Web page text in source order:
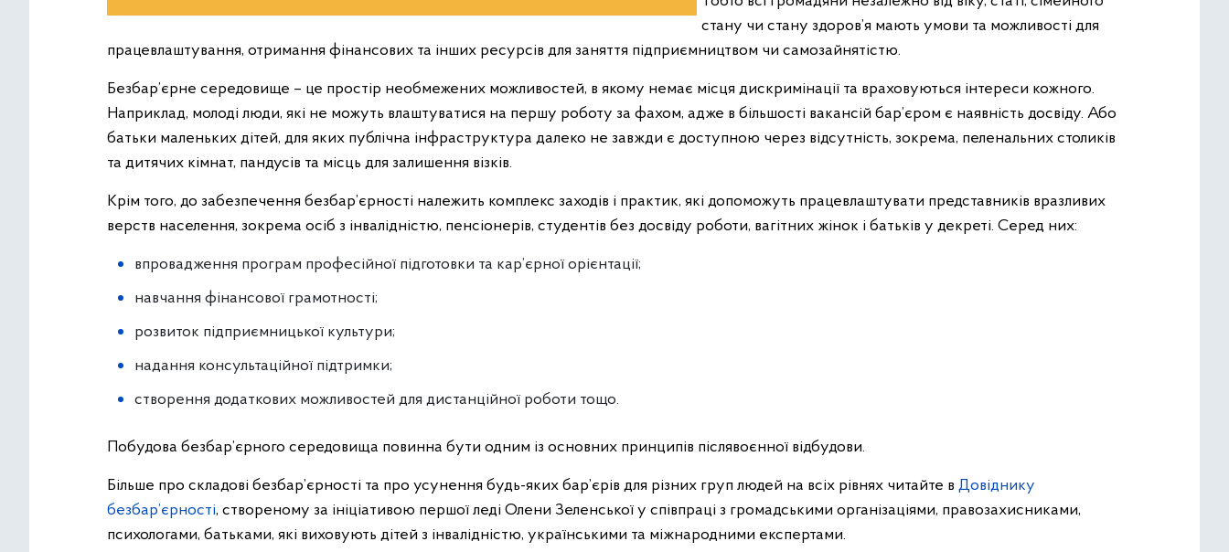
стану чи стану здоров’я мають умови та можливості для
працевлаштування, отримання фінансових та інших ресурсів для заняття підприємництвом чи самозайнятістю.
Безбар’єрне середовище – це простір необмежених можливостей, в якому немає місця дискримінації та враховуються інтереси кожного.
Наприклад, молоді люди, які не можуть влаштуватися на першу роботу за фахом, адже в більшості вакансій бар’єром є наявність досвіду. Або
батьки маленьких дітей, для яких публічна інфраструктура далеко не завжди є доступною через відсутність, зокрема, пеленальних столиків
та дитячих кімнат, пандусів та місць для залишення візків.
Крім того, до забезпечення безбар’єрності належить комплекс заходів і практик, які допоможуть працевлаштувати представників вразливих
верств населення, зокрема осіб з інвалідністю, пенсіонерів, студентів без досвіду роботи, вагітних жінок і батьків у декреті. Серед них:
впровадження програм професійної підготовки та кар’єрної орієнтації;
навчання фінансової грамотності;
розвиток підприємницької культури;
надання консультаційної підтримки;
створення додаткових можливостей для дистанційної роботи тощо.
Побудова безбар’єрного середовища повинна бути одним із основних принципів післявоєнної відбудови.
Більше про складові безбар’єрності та про усунення будь-яких бар’єрів для різних груп людей на всіх рівнях читайте в Довіднику
безбар’єрності, створеному за ініціативою першої леді Олени Зеленської у співпраці з громадськими організаціями, правозахисниками,
психологами, батьками, які виховують дітей з інвалідністю, українськими та міжнародними експертами.